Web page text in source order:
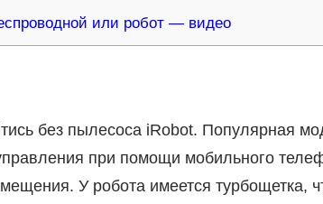
или робот — видео
без пылесоса iRobot. Популярная
при помощи мобильного
У робота имеется турбощетка,